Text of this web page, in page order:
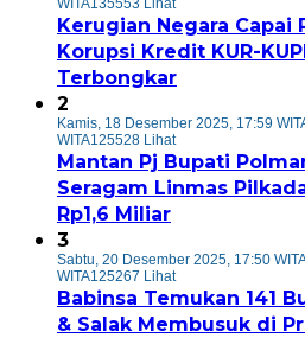
Kerugian Negara Capai
Korupsi Kredit KUR-
Terbongkar
2
Kamis, 18 Desember 2025, 17:59
WITA125528 Lihat
Mantan Pj Bupati
Seragam Linmas
Rp1,6 Miliar
3
Sabtu, 20 Desember 2025, 17:50
WITA125267 Lihat
Babinsa Temukan 141
& Salak Membusuk di